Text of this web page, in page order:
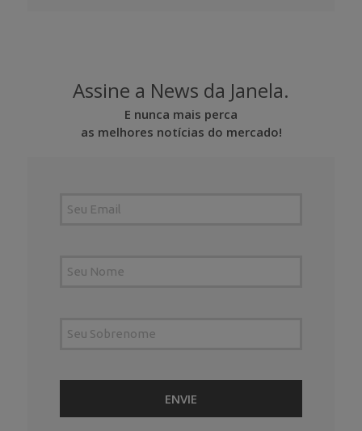
Assine a News da Janela.
E nunca mais perca
as melhores notícias do mercado!